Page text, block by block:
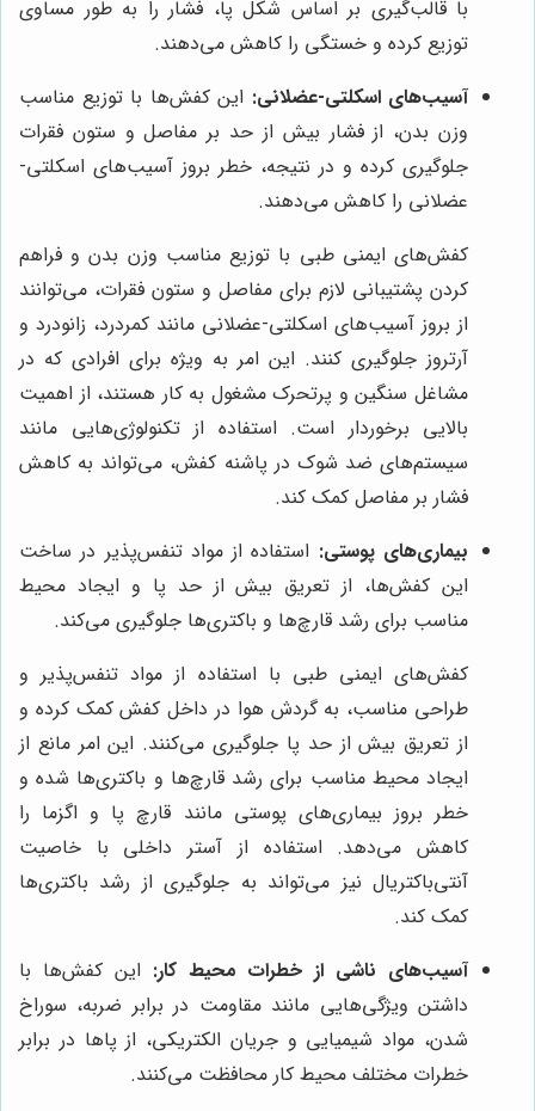
با قالب‌گیری بر اساس شکل پا، فشار را به طور مساوی
توزیع کرده و خستگی را کاهش می‌دهند.
آسیب‌های اسکلتی-عضلانی: این کفش‌ها با توزیع مناسب
وزن بدن، از فشار بیش از حد بر مفاصل و ستون فقرات
جلوگیری کرده و در نتیجه، خطر بروز آسیب‌های اسکلتی-
عضلانی را کاهش می‌دهند.
کفش‌های ایمنی طبی با توزیع مناسب وزن بدن و فراهم
کردن پشتیبانی لازم برای مفاصل و ستون فقرات، می‌توانند
از بروز آسیب‌های اسکلتی-عضلانی مانند کمردرد، زانودرد و
آرتروز جلوگیری کنند. این امر به ویژه برای افرادی که در
مشاغل سنگین و پرتحرک مشغول به کار هستند، از اهمیت
بالایی برخوردار است. استفاده از تکنولوژی‌هایی مانند
سیستم‌های ضد شوک در پاشنه کفش، می‌تواند به کاهش
فشار بر مفاصل کمک کند.
بیماری‌های پوستی: استفاده از مواد تنفس‌پذیر در ساخت
این کفش‌ها، از تعریق بیش از حد پا و ایجاد محیط
مناسب برای رشد قارچ‌ها و باکتری‌ها جلوگیری می‌کند.
کفش‌های ایمنی طبی با استفاده از مواد تنفس‌پذیر و
طراحی مناسب، به گردش هوا در داخل کفش کمک کرده و
از تعریق بیش از حد پا جلوگیری می‌کنند. این امر مانع از
ایجاد محیط مناسب برای رشد قارچ‌ها و باکتری‌ها شده و
خطر بروز بیماری‌های پوستی مانند قارچ پا و اگزما را
کاهش می‌دهد. استفاده از آستر داخلی با خاصیت
آنتی‌باکتریال نیز می‌تواند به جلوگیری از رشد باکتری‌ها
کمک کند.
آسیب‌های ناشی از خطرات محیط کار: این کفش‌ها با
داشتن ویژگی‌هایی مانند مقاومت در برابر ضربه، سوراخ
شدن، مواد شیمیایی و جریان الکتریکی، از پاها در برابر
خطرات مختلف محیط کار محافظت می‌کنند.